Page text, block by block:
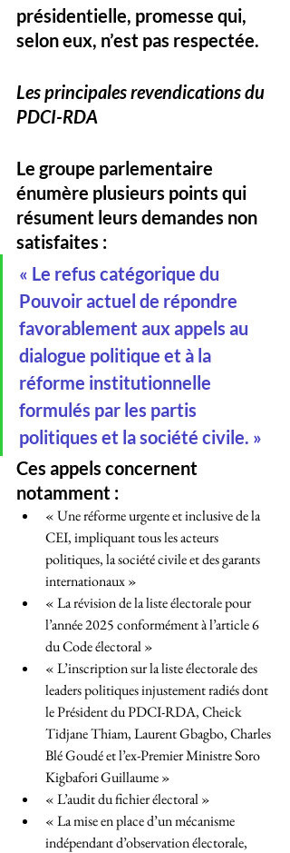
présidentielle, promesse qui,
selon eux, n’est pas respectée.
Les principales revendications du
PDCI-RDA
Le groupe parlementaire
énumère plusieurs points qui
résument leurs demandes non
satisfaites :
« Le refus catégorique du
Pouvoir actuel de répondre
favorablement aux appels au
dialogue politique et à la
réforme institutionnelle
formulés par les partis
politiques et la société civile. »
Ces appels concernent
notamment :
« Une réforme urgente et inclusive de la
CEI, impliquant tous les acteurs
politiques, la société civile et des garants
internationaux »
« La révision de la liste électorale pour
l’année 2025 conformément à l’article 6
du Code électoral »
« L’inscription sur la liste électorale des
leaders politiques injustement radiés dont
le Président du PDCI-RDA, Cheick
Tidjane Thiam, Laurent Gbagbo, Charles
Blé Goudé et l’ex-Premier Ministre Soro
Kigbafori Guillaume »
« L’audit du fichier électoral »
« La mise en place d’un mécanisme
indépendant d’observation électorale,